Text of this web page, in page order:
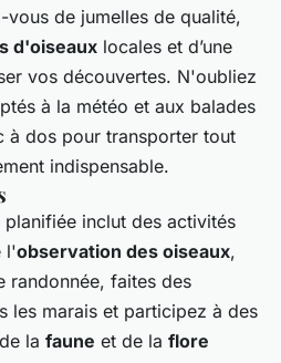
vous de jumelles de qualité,
d'oiseaux locales et d’une
vos découvertes. N'oubliez
à la météo et aux balades
à dos pour transporter tout
indispensable.
planifiée inclut des activités
l'observation des oiseaux,
randonnée, faites des
les marais et participez à des
la faune et de la flore